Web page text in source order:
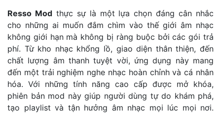
Resso Modthực sự là một lựa chọn đáng cân nhắc
cho những ai muốn đắm chìm vào thế giới âm nhạc
không giới hạn mà không bị ràng buộc bởi các gói trả
phí. Từ kho nhạc khổng lồ, giao diện thân thiện, đến
chất lượng âm thanh tuyệt vời, ứng dụng này mang
đến một trải nghiệm nghe nhạc hoàn chỉnh và cá nhân
hóa. Với những tính năng cao cấp được mở khóa,
phiên bản mod này giúp người dùng tự do khám phá,
tạo playlist và tận hưởng âm nhạc mọi lúc mọi nơi.